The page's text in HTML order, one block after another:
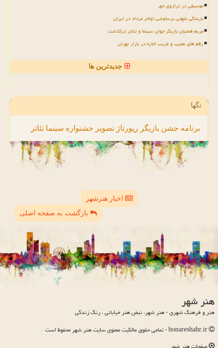
موسیقی در ترازوی حق
بارندگی شهابی برساوشی اواخر مرداد در ایران
مریم همتیان بازیگر جوان سینما و تئاتر درگذشت
رقم های عجیب و غریب اجاره در بازار تهران
جدیدترین ها
تگها
برنامه جشن بازیگر رپورتاژ تصویر جشنواره سینما تئاتر
اخبار هنرشهر
بازگشت به صفحه اصلی
هنر شهر
هنر و فرهنگ شهری - هنر شهر، نبض هنر خیابانی ، رنگ زندگی